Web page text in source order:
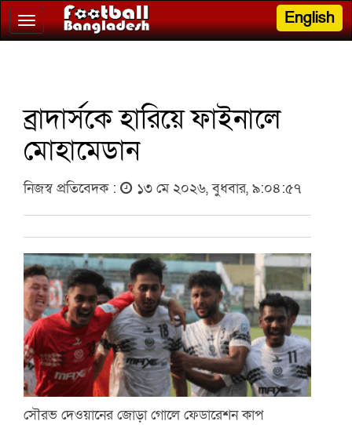
Toggle
navigation
English
ব্রাদার্সকে হারিয়ে ফাইনালে
মোহামেডান
নিজস্ব প্রতিবেদক : ১৩ মে ২০২৬, বুধবার, ৯:০৪:৫৭
সৌরভ দেওয়ানের জোড়া গোলে ফেডারেশন কাপ